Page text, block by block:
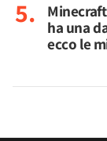
ha una
ecco le